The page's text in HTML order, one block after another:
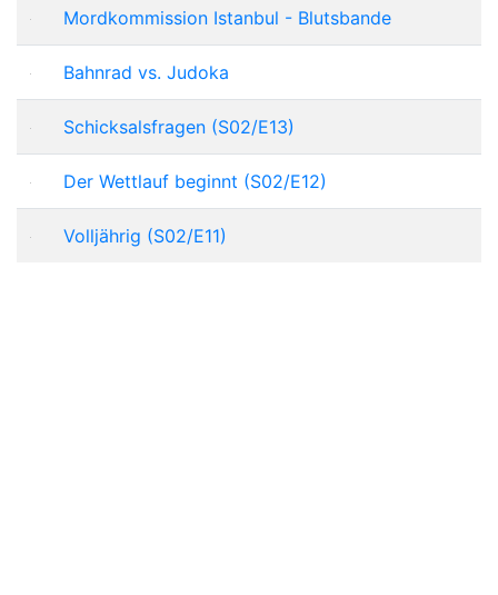
Mordkommission Istanbul - Blutsbande
Bahnrad vs. Judoka
Schicksalsfragen (S02/E13)
Der Wettlauf beginnt (S02/E12)
Volljährig (S02/E11)